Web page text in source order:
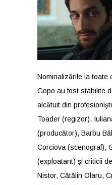
Nominalizările la toate
Gopo au fost stabilite
alcătuit din
Toader (regizor),
(producător), Barbu
Corciova (scenograf),
(exploatant) și criticii
Nistor, Cătălin Olaru,